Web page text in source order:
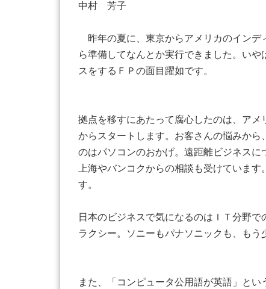
中村 芳子
昨年の夏に、東京からアメリカのインデ
ら準備してなんとか実行できました。い
スをするＦＰの面目躍如です。
拠点を移すにあたって腐心したのは、ア
からスタートします。お客さんの悩みか
のはパソコンのおかげ。遠距離ビジネス
上海やバンコクからの相談も受けていま
す。
日本のビジネスで気になるのはＩＴ分野
ラクシー。ソニーもパナソニックも、もう
また、「コンピュータ公用語が英語」と